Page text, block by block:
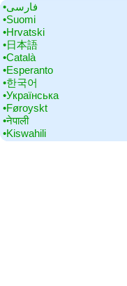
•‎فارسی
•‎Suomi
•‎Hrvatski
•‎日本語
•‎Català
•‎Esperanto
•‎한국어
•‎Українська
•‎Føroyskt
•‎नेपाली
•‎Kiswahili